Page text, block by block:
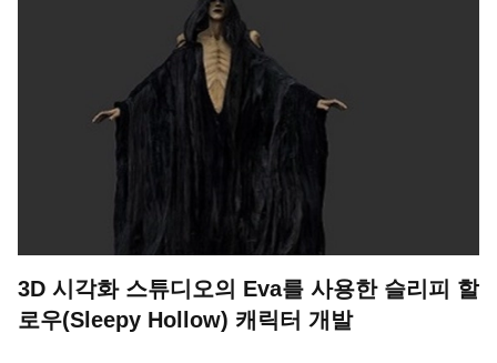
3D 시각화 스튜디오의 Eva를 사용한 슬리피 할
로우(Sleepy Hollow) 캐릭터 개발